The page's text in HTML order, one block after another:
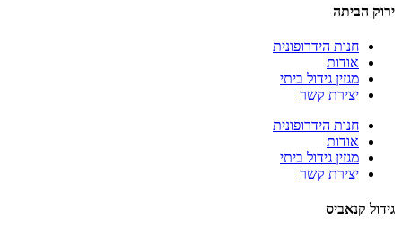
ירוק הביתה
חנות הידרופונית
אודות
מגזין גידול ביתי
יצירת קשר
חנות הידרופונית
אודות
מגזין גידול ביתי
יצירת קשר
גידול קנאביס